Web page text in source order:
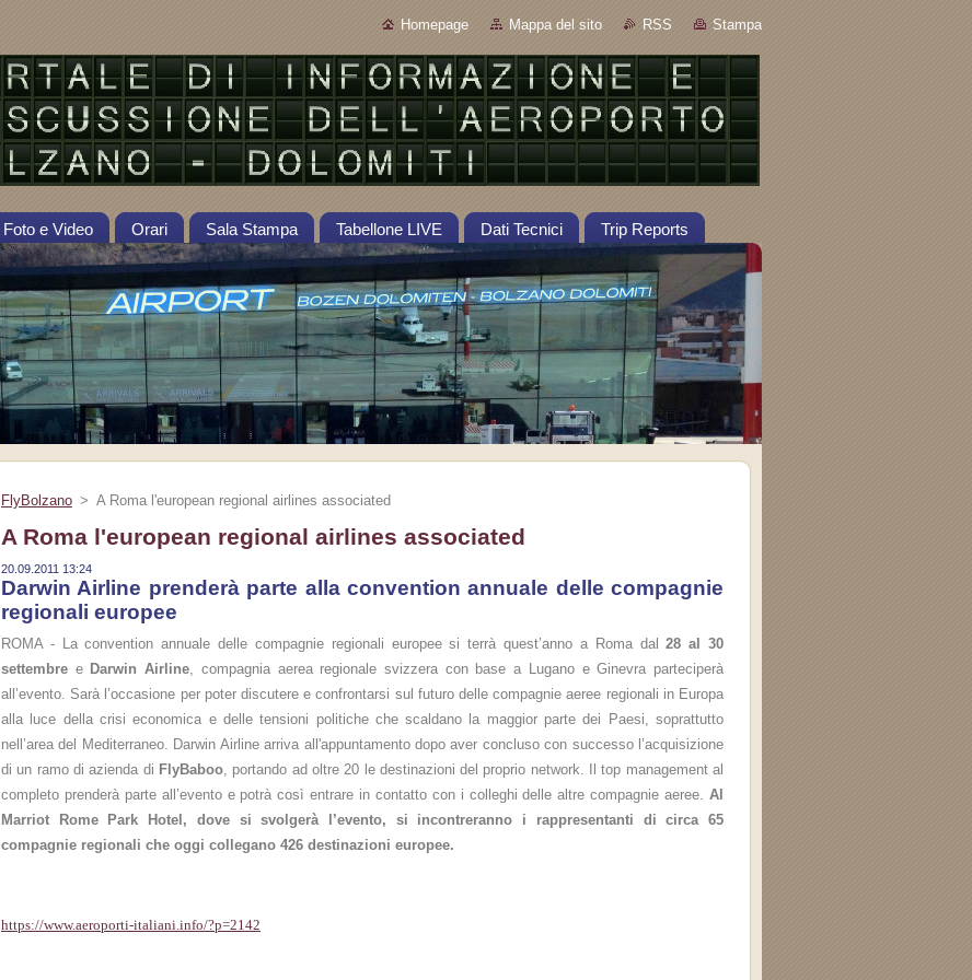
Homepage Mappa del sito RSS Stampa
Foto e Video Orari Sala Stampa Tabellone LIVE Dati Tecnici Trip Reports
FlyBolzano > A Roma l'european regional airlines associated
A Roma l'european regional airlines associated
20.09.2011 13:24
Darwin Airline prenderà parte alla convention annuale delle compagnie
regionali europee
ROMA - La convention annuale delle compagnie regionali europee si terrà quest’anno a Roma dal28 al 30
settembre e Darwin Airline, compagnia aerea regionale svizzera con base a Lugano e Ginevra parteciperà
all’evento. Sarà l’occasione per poter discutere e confrontarsi sul futuro delle compagnie aeree regionali in Europa
alla luce della crisi economica e delle tensioni politiche che scaldano la maggior parte dei Paesi, soprattutto
nell’area del Mediterraneo. Darwin Airline arriva all'appuntamento dopo aver concluso con successo l’acquisizione
di un ramo di azienda di FlyBaboo, portando ad oltre 20 le destinazioni del proprio network. Il top management al
completo prenderà parte all’evento e potrà così entrare in contatto con i colleghi delle altre compagnie aeree. Al
Marriot Rome Park Hotel, dove si svolgerà l’evento, si incontreranno i rappresentanti di circa 65
compagnie regionali che oggi collegano 426 destinazioni europee.
https://www.aeroporti-italiani.info/?p=2142